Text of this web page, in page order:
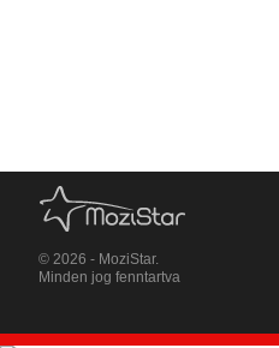
© 2026 - MoziStar.
Minden jog fenntartva